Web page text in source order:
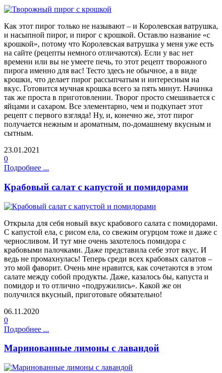
Как этот пирог только не называют – и Королевская ватрушка,
и насыпной пирог, и пирог с крошкой. Оставлю название «с
крошкой», потому что Королевская ватрушка у меня уже есть
на сайте (рецепты немного отличаются). Если у вас нет
времени или вы не умеете печь, то этот рецепт творожного
пирога именно для вас! Тесто здесь не обычное, а в виде
крошки, что делает пирог рассыпчатым и интересным на
вкус. Готовится мучная крошка всего за пять минут. Начинка
так же проста в приготовлении. Творог просто смешивается с
яйцами и сахаром. Все элементарно, чем и подкупает этот
рецепт с первого взгляда! Ну, и, конечно же, этот пирог
получается нежным и ароматным, по-домашнему вкусным и
сытным.
23.01.2021
0
Подробнее ...
Крабовый салат с капустой и помидорами
Открыла для себя новый вкус крабового салата с помидорами.
С капустой ела, с рисом ела, со свежим огурцом тоже и даже с
черносливом. И тут мне очень захотелось помидора с
крабовыми палочками. Даже представила себе этот вкус. И
ведь не промахнулась! Теперь среди всех крабовых салатов –
это мой фаворит. Очень мне нравится, как сочетаются в этом
салате между собой продукты. Даже, казалось бы, капуста и
помидор и то отлично «подружились». Какой же он
получился вкусный, приготовьте обязательно!
06.11.2020
0
Подробнее ...
Маринованные лимоны с лавандой